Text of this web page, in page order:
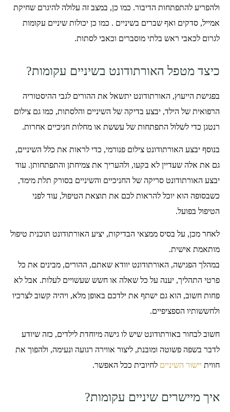
ולהפריע להתפתחות הדיבור. כמו כן, במצב זה עלולה להיגרם שחיקת
אמייל, סדקים ואף שברים בשיניים . כמו כן יכולות שיניים עקומות
לגרום לכאבי ראש בלתי מוסברים וכאבי לסתות.
כיצד מטפל האורתודונט בשיניים עקומות?
בפגישת הייעוץ, האורתודונט יתשאל את ההורים לגבי ההיסטוריה
הרפואית של הילד, יבצע בדיקה של השיניים והלסתות, כמו גם צילום
רנטגן כדי לשלול התפתחות של עששת או מחלות חניכיים אחרות.
בנוסף יבצע האורתודונט צילום פנורמי, כדי לראות את כלל השיניים,
גם את אלה שעדיין לא בקעו, ולהעריך את צמיחתן והתפתחותן. עוד
יבצע האורתודונט סריקה של החניכיים והשיניים בסורק תלת מימד,
כשבסופה הוא יוכל להראות לכם את תוצאת הטיפול, עוד לפני
הטיפול בפועל.
לאחר מכן, על בסיס ממצאי הבדיקות, יציע האורתודונט תוכנית טיפול
מותאמת אישית.
במהלך הפגישה, האורתודונט יוודא שאתם, ההורים, מבינים את כל
פרטי התהליך, יענה על כל שאלה או חשש שעשויים לעלות. אבל לא
פחות חשוב, הוא גם ישתף את ילדכם באופן מלא, ויהיה קשוב לצרכיו
ולחששותיו הספציפיים.
חשוב לבחור באורתודונט שיש לו גישה מיוחדת לילדים, כזה שיודע
לדבר בשפה פשוטה ומובנת, ליצור אווירה רגועה ונעימה, ולהפוך את
חווית יישור השיניים לחיובית ככל האפשר.
איך מיישרים שיניים עקומות?